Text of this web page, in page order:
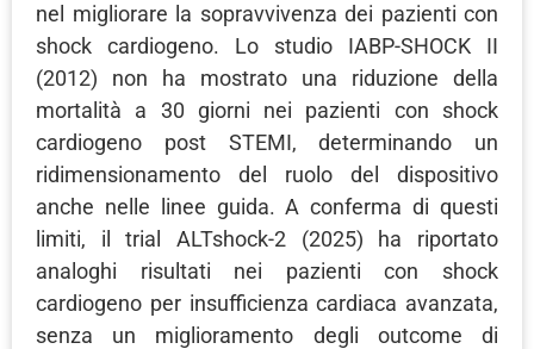
nel migliorare la sopravvivenza dei pazienti con
shock cardiogeno. Lo studio IABP-SHOCK II
(2012) non ha mostrato una riduzione della
mortalità a 30 giorni nei pazienti con shock
cardiogeno post STEMI, determinando un
ridimensionamento del ruolo del dispositivo
anche nelle linee guida. A conferma di questi
limiti, il trial ALTshock-2 (2025) ha riportato
analoghi risultati nei pazienti con shock
cardiogeno per insufficienza cardiaca avanzata,
senza un miglioramento degli outcome di